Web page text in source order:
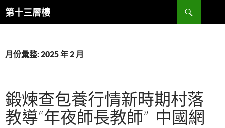
跳
至
內
第十三層樓
搜
尋
月份彙整: 2025 年 2 月
鍛煉查包養行情新時期村落
教導“年夜師長教師”_中國網